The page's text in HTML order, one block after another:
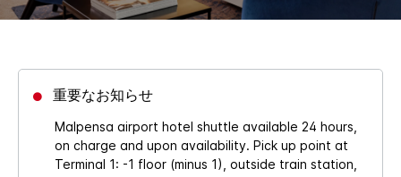
重要なお知らせ
Malpensa airport hotel shuttle available 24 hours,
on charge and upon availability. Pick up point at
Terminal 1: -1 floor (minus 1), outside train station,